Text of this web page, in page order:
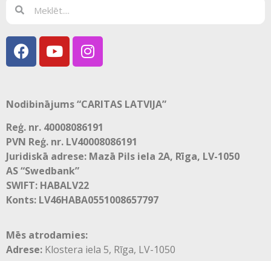
Nodibinājums “CARITAS LATVIJA”
Reģ. nr. 40008086191
PVN Reģ. nr. LV40008086191
Juridiskā adrese: Mazā Pils iela 2A, Rīga, LV-1050
AS “Swedbank”
SWIFT: HABALV22
Konts: LV46HABA0551008657797
Mēs atrodamies:
Adrese: Klostera iela 5, Rīga, LV-1050